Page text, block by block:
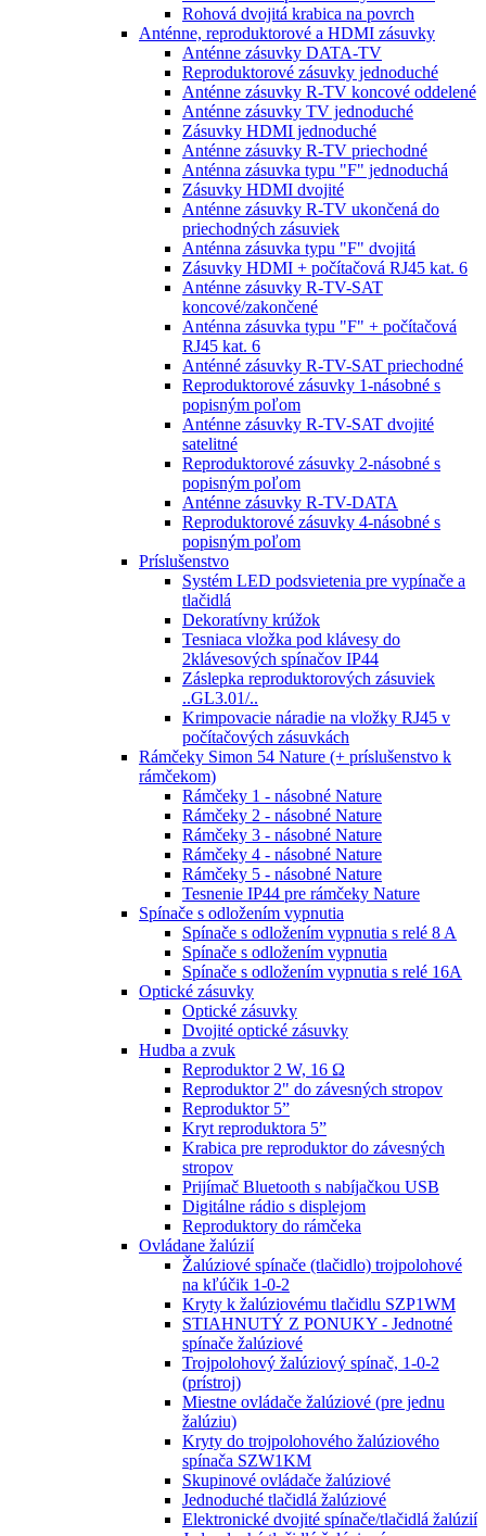
Rohová dvojitá krabica na povrch
Anténne, reproduktorové a HDMI zásuvky
Anténne zásuvky DATA-TV
Reproduktorové zásuvky jednoduché
Anténne zásuvky R-TV koncové oddelené
Anténne zásuvky TV jednoduché
Zásuvky HDMI jednoduché
Anténne zásuvky R-TV priechodné
Anténna zásuvka typu "F" jednoduchá
Zásuvky HDMI dvojité
Anténne zásuvky R-TV ukončená do
priechodných zásuviek
Anténna zásuvka typu "F" dvojitá
Zásuvky HDMI + počítačová RJ45 kat. 6
Anténne zásuvky R-TV-SAT
koncové/zakončené
Anténna zásuvka typu "F" + počítačová
RJ45 kat. 6
Anténné zásuvky R-TV-SAT priechodné
Reproduktorové zásuvky 1-násobné s
popisným poľom
Anténne zásuvky R-TV-SAT dvojité
satelitné
Reproduktorové zásuvky 2-násobné s
popisným poľom
Anténne zásuvky R-TV-DATA
Reproduktorové zásuvky 4-násobné s
popisným poľom
Príslušenstvo
Systém LED podsvietenia pre vypínače a
tlačidlá
Dekoratívny krúžok
Tesniaca vložka pod klávesy do
2klávesových spínačov IP44
Záslepka reproduktorových zásuviek
..GL3.01/..
Krimpovacie náradie na vložky RJ45 v
počítačových zásuvkách
Rámčeky Simon 54 Nature (+ príslušenstvo k
rámčekom)
Rámčeky 1 - násobné Nature
Rámčeky 2 - násobné Nature
Rámčeky 3 - násobné Nature
Rámčeky 4 - násobné Nature
Rámčeky 5 - násobné Nature
Tesnenie IP44 pre rámčeky Nature
Spínače s odložením vypnutia
Spínače s odložením vypnutia s relé 8 A
Spínače s odložením vypnutia
Spínače s odložením vypnutia s relé 16A
Optické zásuvky
Optické zásuvky
Dvojité optické zásuvky
Hudba a zvuk
Reproduktor 2 W, 16 Ω
Reproduktor 2" do závesných stropov
Reproduktor 5”
Kryt reproduktora 5”
Krabica pre reproduktor do závesných
stropov
Prijímač Bluetooth s nabíjačkou USB
Digitálne rádio s displejom
Reproduktory do rámčeka
Ovládane žalúzií
Žalúziové spínače (tlačidlo) trojpolohové
na kľúčik 1-0-2
Kryty k žalúziovému tlačidlu SZP1WM
STIAHNUTÝ Z PONUKY - Jednotné
spínače žalúziové
Trojpolohový žalúziový spínač, 1-0-2
(prístroj)
Miestne ovládače žalúziové (pre jednu
žalúziu)
Kryty do trojpolohového žalúziového
spínača SZW1KM
Skupinové ovládače žalúziové
Jednoduché tlačidlá žalúziové
Elektronické dvojité spínače/tlačidlá žalúzií